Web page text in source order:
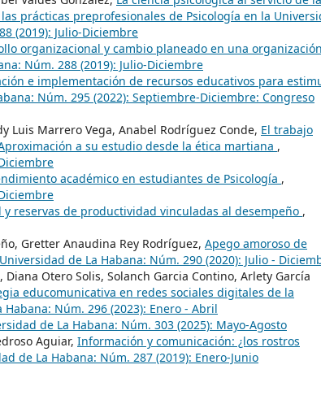
prácticas preprofesionales de Psicología en la
(2019): Julio-Diciembre
organizacional y cambio planeado en una organización
Núm. 288 (2019): Julio-Diciembre
e implementación de recursos educativos para
Núm. 295 (2022): Septiembre-Diciembre: Congreso
Luis Marrero Vega, Anabel Rodríguez Conde, El trabajo
a su estudio desde la ética martiana ,
académico en estudiantes de Psicología ,
reservas de productividad vinculadas al desempeño ,
Gretter Anaudina Rey Rodríguez, Apego amoroso de
Universidad de La Habana: Núm. 290 (2020): Julio -
Otero Solis, Solanch Garcia Contino, Arlety García
educomunicativa en redes sociales digitales de la
Habana: Núm. 296 (2023): Enero - Abril
de La Habana: Núm. 303 (2025): Mayo-Agosto
Aguiar, Información y comunicación: ¿los rostros
de La Habana: Núm. 287 (2019): Enero-Junio